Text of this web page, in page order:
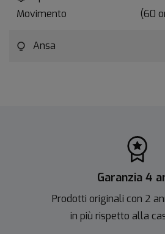
Movimento
(60
Ansa
Garanzia 4
Prodotti originali con 2
in più rispetto alla